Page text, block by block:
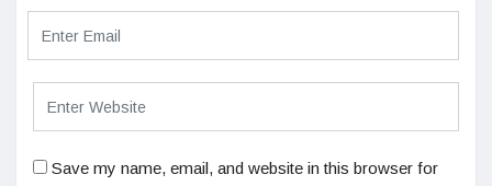
Save my name, email, and website in this browser for